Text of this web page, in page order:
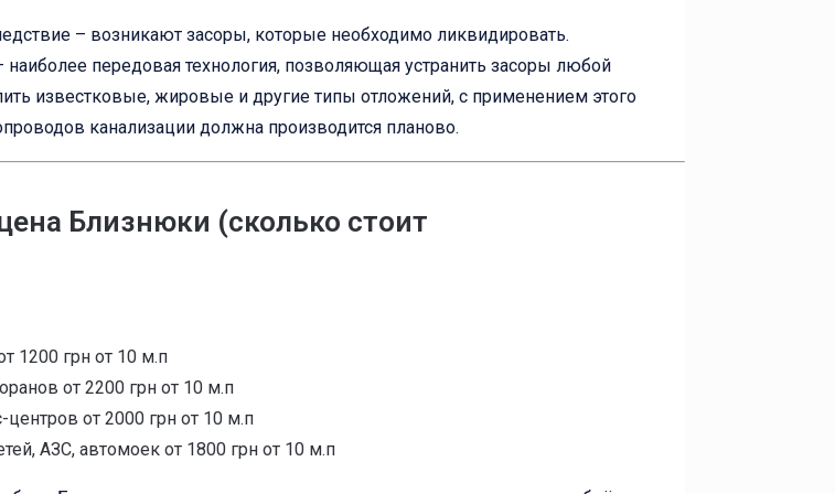
– возникают засоры, которые необходимо ликвидировать.
передовая технология, позволяющая устранить засоры любой
известковые, жировые и другие типы отложений, с применением этого
канализации должна производится планово.
Близнюки (сколько стоит
1200 грн от 10 м.п
от 2200 грн от 10 м.п
центров от 2000 грн от 10 м.п
АЗС, автомоек от 1800 грн от 10 м.п